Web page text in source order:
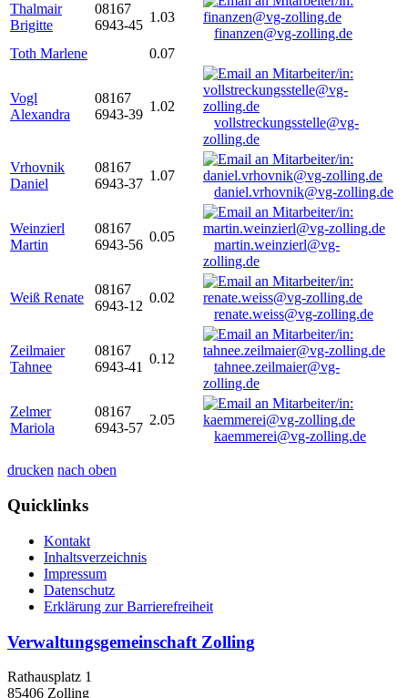
Thalmair
Brigitte
08167
6943-45
1.03
finanzen@vg-zolling.de
Toth Marlene
0.07
Vogl
Alexandra
08167
6943-39
1.02
vollstreckungsstelle@vg-
zolling.de
Vrhovnik
Daniel
08167
6943-37
1.07
daniel.vrhovnik@vg-zolling.de
Weinzierl
Martin
08167
6943-56
0.05
martin.weinzierl@vg-
zolling.de
Weiß Renate
08167
6943-12
0.02
renate.weiss@vg-zolling.de
Zeilmaier
Tahnee
08167
6943-41
0.12
tahnee.zeilmaier@vg-
zolling.de
Zelmer
Mariola
08167
6943-57
2.05
kaemmerei@vg-zolling.de
drucken nach oben
Quicklinks
Kontakt
Inhaltsverzeichnis
Impressum
Datenschutz
Erklärung zur Barrierefreiheit
Verwaltungsgemeinschaft Zolling
Rathausplatz 1
85406 Zolling